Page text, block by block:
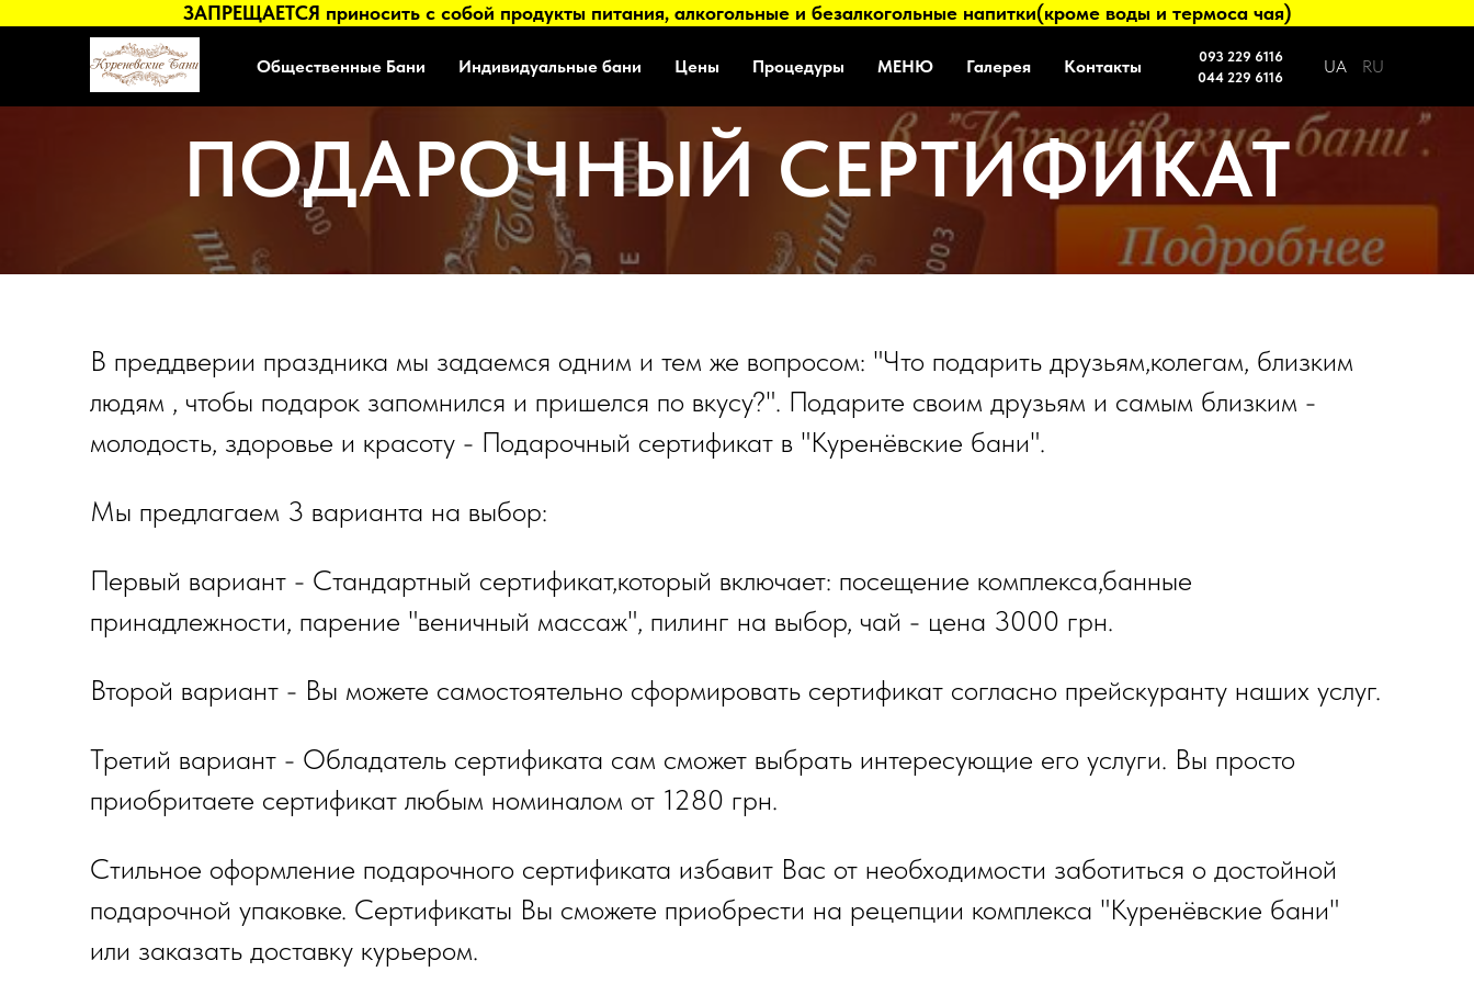
ЗАПРЕЩАЕТСЯ приносить с собой продукты питания, алкогольные и безалкогольные напитки(кроме воды и термоса чая)
Общественные Бани Индивидуальные бани Цены Процедуры МЕНЮ Галерея Контакты
093 229 6116
044 229 6116
UA RU
ПОДАРОЧНЫЙ СЕРТИФИКАТ
В преддверии праздника мы задаемся одним и тем же вопросом: "Что подарить друзьям,колегам, близким
людям , чтобы подарок запомнился и пришелся по вкусу?". Подарите своим друзьям и самым близким -
молодость, здоровье и красоту - Подарочный сертификат в "Куренёвские бани".
Мы предлагаем 3 варианта на выбор:
Первый вариант - Стандартный сертификат,который включает: посещение комплекса,банные
принадлежности, парение "веничный массаж", пилинг на выбор, чай - цена 3000 грн.
Второй вариант - Вы можете самостоятельно сформировать сертификат согласно прейскуранту наших услуг.
Третий вариант - Обладатель сертификата сам сможет выбрать интересующие его услуги. Вы просто
приобритаете сертификат любым номиналом от 1280 грн.
Стильное оформление подарочного сертификата избавит Вас от необходимости заботиться о достойной
подарочной упаковке. Сертификаты Вы сможете приобрести на рецепции комплекса "Куренёвские бани"
или заказать доставку курьером.